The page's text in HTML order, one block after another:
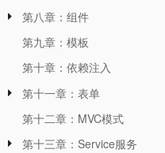
第八章：组件
第九章：模板
第十章：依赖注入
第十一章：表单
第十二章：MVC模式
第十三章：Service服务